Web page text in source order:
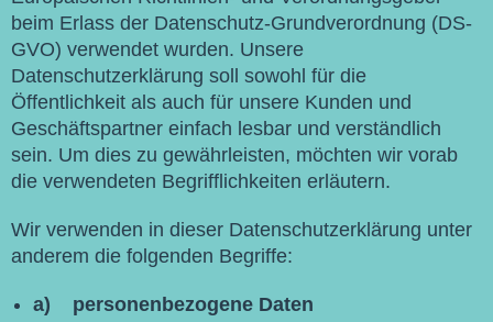
beim Erlass der Datenschutz-Grundverordnung (DS-
GVO) verwendet wurden. Unsere
Datenschutzerklärung soll sowohl für die
Öffentlichkeit als auch für unsere Kunden und
Geschäftspartner einfach lesbar und verständlich
sein. Um dies zu gewährleisten, möchten wir vorab
die verwendeten Begrifflichkeiten erläutern.
Wir verwenden in dieser Datenschutzerklärung unter
anderem die folgenden Begriffe:
a) personenbezogene Daten